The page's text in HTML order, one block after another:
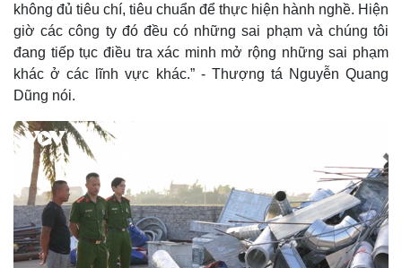
không đủ tiêu chí, tiêu chuẩn để thực hiện hành nghề. Hiện
giờ các công ty đó đều có những sai phạm và chúng tôi
đang tiếp tục điều tra xác minh mở rộng những sai phạm
khác ở các lĩnh vực khác.” - Thượng tá Nguyễn Quang
Dũng nói.